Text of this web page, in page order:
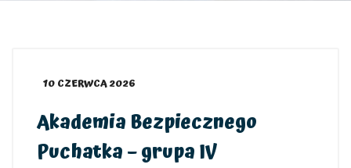
10 CZERWCA 2026
Akademia Bezpiecznego
Puchatka – grupa IV